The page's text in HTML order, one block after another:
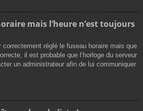
mais l’heure n’est toujours
correctement réglé le fuseau horaire mais que
il est probable que l’horloge du serveur
un administrateur afin de lui communiquer